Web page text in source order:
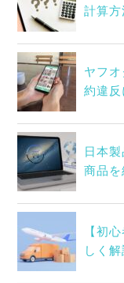
計算方
ヤフ
約違反
日本
商品を
【初
しく